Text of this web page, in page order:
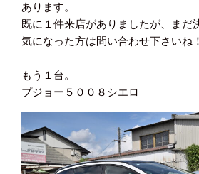
あります。
既に１件来店がありましたが、まだ
気になった方は問い合わせ下さいね！
もう１台。
プジョー５００８シエロ